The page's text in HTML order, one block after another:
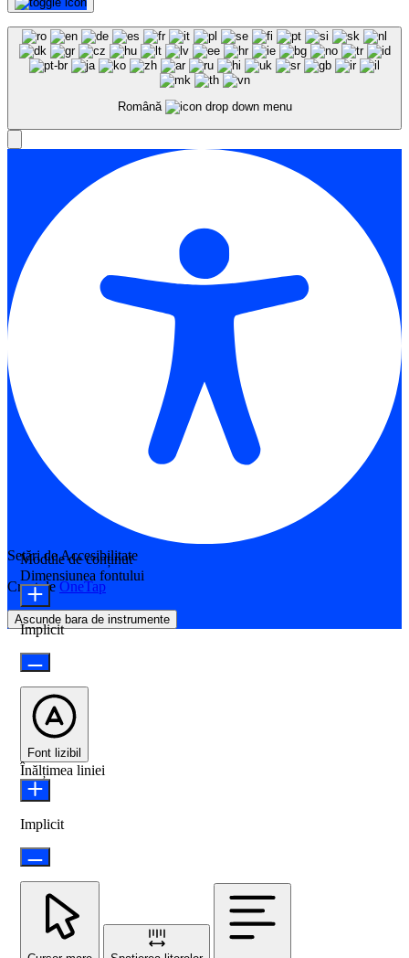
Română
Setări de Accesibilitate
Creat de OneTap
Ascunde bara de instrumente
Module de conținut
Dimensiunea fontului
Implicit
Font lizibil
Înălțimea liniei
Implicit